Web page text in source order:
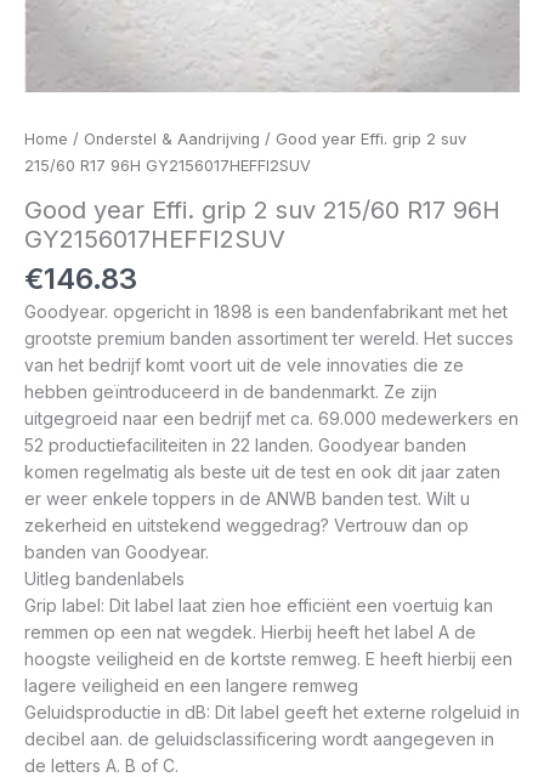
Home / Onderstel & Aandrijving / Good year Effi. grip 2 suv
215/60 R17 96H GY2156017HEFFI2SUV
Good year Effi. grip 2 suv 215/60 R17 96H
GY2156017HEFFI2SUV
€146.83
Goodyear. opgericht in 1898 is een bandenfabrikant met het
grootste premium banden assortiment ter wereld. Het succes
van het bedrijf komt voort uit de vele innovaties die ze
hebben geïntroduceerd in de bandenmarkt. Ze zijn
uitgegroeid naar een bedrijf met ca. 69.000 medewerkers en
52 productiefaciliteiten in 22 landen. Goodyear banden
komen regelmatig als beste uit de test en ook dit jaar zaten
er weer enkele toppers in de ANWB banden test. Wilt u
zekerheid en uitstekend weggedrag? Vertrouw dan op
banden van Goodyear.
Uitleg bandenlabels
Grip label: Dit label laat zien hoe efficiënt een voertuig kan
remmen op een nat wegdek. Hierbij heeft het label A de
hoogste veiligheid en de kortste remweg. E heeft hierbij een
lagere veiligheid en een langere remweg
Geluidsproductie in dB: Dit label geeft het externe rolgeluid in
decibel aan. de geluidsclassificering wordt aangegeven in
de letters A. B of C.